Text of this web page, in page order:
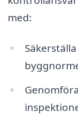
med: